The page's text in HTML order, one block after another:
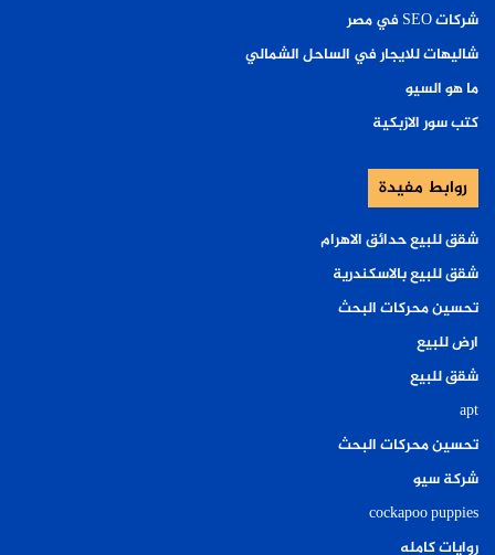
شركات SEO في مصر
شاليهات للايجار في الساحل الشمالي
ما هو السيو
كتب سور الازبكية
روابط مفيدة
شقق للبيع حدائق الاهرام
شقق للبيع بالاسكندرية
تحسين محركات البحث
ارض للبيع
شقق للبيع
apt
تحسين محركات البحث
شركة سيو
cockapoo puppies
روايات كامله